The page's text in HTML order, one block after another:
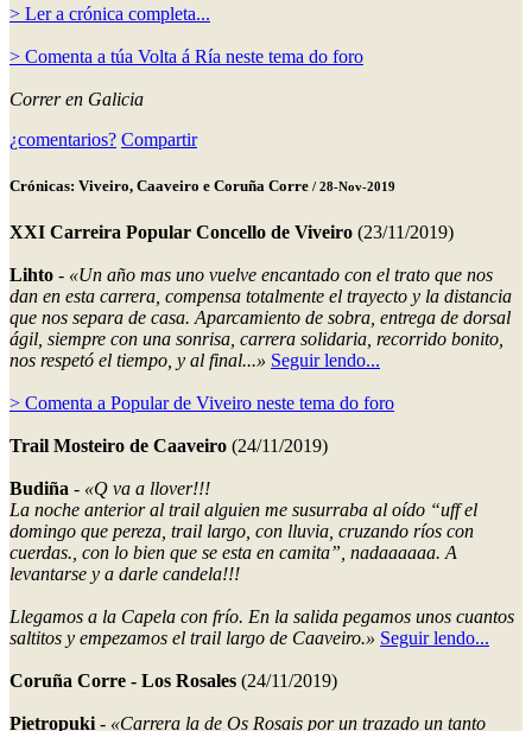
> Ler a crónica completa...
> Comenta a túa Volta á Ría neste tema do foro
Correr en Galicia
¿comentarios? Compartir
Crónicas: Viveiro, Caaveiro e Coruña Corre / 28-Nov-2019
XXI Carreira Popular Concello de Viveiro (23/11/2019)
Lihto - «Un año mas uno vuelve encantado con el trato que nos
dan en esta carrera, compensa totalmente el trayecto y la distancia
que nos separa de casa. Aparcamiento de sobra, entrega de dorsal
ágil, siempre con una sonrisa, carrera solidaria, recorrido bonito,
nos respetó el tiempo, y al final...» Seguir lendo...
> Comenta a Popular de Viveiro neste tema do foro
Trail Mosteiro de Caaveiro (24/11/2019)
Budiña - «Q va a llover!!!
La noche anterior al trail alguien me susurraba al oído “uff el
domingo que pereza, trail largo, con lluvia, cruzando ríos con
cuerdas., con lo bien que se esta en camita”, nadaaaaaa. A
levantarse y a darle candela!!!
Llegamos a la Capela con frío. En la salida pegamos unos cuantos
saltitos y empezamos el trail largo de Caaveiro.» Seguir lendo...
Coruña Corre - Los Rosales (24/11/2019)
Pietropuki- «Carrera la de Os Rosais por un trazado un tanto